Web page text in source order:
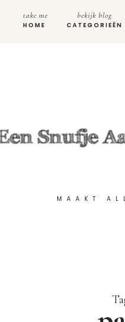
take me
HOME
bekijk blog
CATEGORIEËN
MAAKT